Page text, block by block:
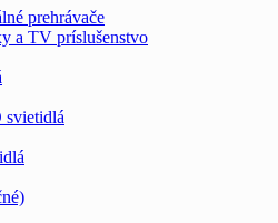
prehrávače
a TV príslušenstvo
svietidlá